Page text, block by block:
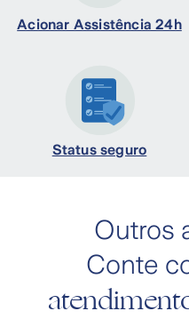
Acionar Assistência 24h
Status seguro
Outros
Conte